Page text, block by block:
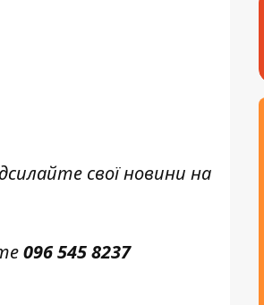
свої новини на
096 545 8237